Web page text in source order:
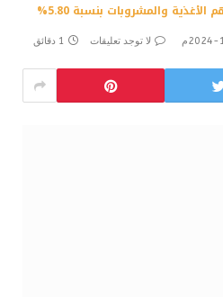
لا توجد تعليقات 1 دقائق